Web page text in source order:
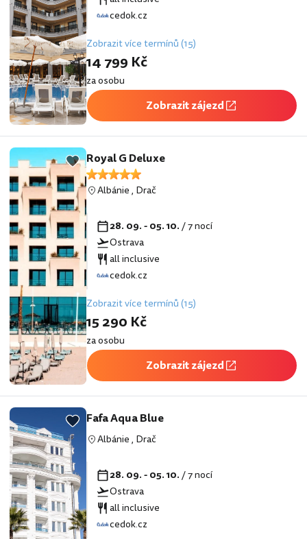
cedok.cz
Zobrazit více termínů (15)
14 799 Kč
za osobu
Zobrazit zájezd
Royal G Deluxe
Albánie, Drač
28. 09. - 05. 10./ 7 nocí
Ostrava
all inclusive
cedok.cz
Zobrazit více termínů (15)
15 290 Kč
za osobu
Zobrazit zájezd
Fafa Aqua Blue
Albánie, Drač
28. 09. - 05. 10./ 7 nocí
Ostrava
all inclusive
cedok.cz